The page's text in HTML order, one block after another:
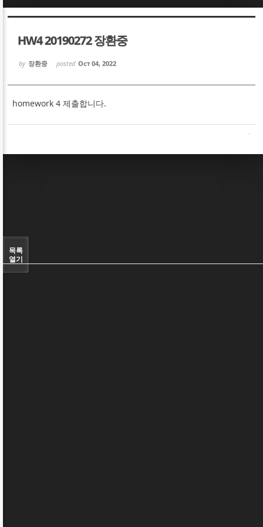
HW4 20190272 장환중
by 장환중 posted Oct 04, 2022
homework 4 제출합니다.
목록
열기
Sketchbook5, 스케치북5
Sketchbook5, 스케치북5
Sketchbook5, 스케치북5
Sketchbook5, 스케치북5